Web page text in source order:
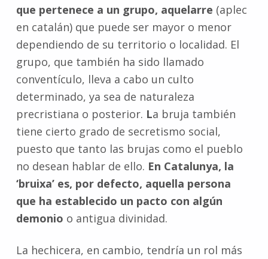
que pertenece a un grupo, aquelarre (aplec
en catalán) que puede ser mayor o menor
dependiendo de su territorio o localidad. El
grupo, que también ha sido llamado
conventículo, lleva a cabo un culto
determinado, ya sea de naturaleza
precristiana o posterior. La bruja también
tiene cierto grado de secretismo social,
puesto que tanto las brujas como el pueblo
no desean hablar de ello. En Catalunya, la
‘bruixa’ es, por defecto, aquella persona
que ha establecido un pacto con algún
demonio o antigua divinidad.
La hechicera, en cambio, tendría un rol más